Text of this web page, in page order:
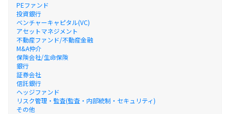
PEファンド
投資銀行
ベンチャーキャピタル(VC)
アセットマネジメント
不動産ファンド/不動産金融
M&A仲介
保険会社/生命保険
銀行
証券会社
信託銀行
ヘッジファンド
リスク管理・監査(監査・内部統制・セキュリティ)
その他